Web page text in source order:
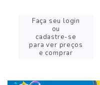
Faça seu login
ou
cadastre-se
para ver preços
e comprar